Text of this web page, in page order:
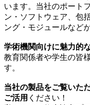
います。当社のポート
ン・ソフトウェア、包
ング・モジュールなど
学術機関向けに魅力的
教育関係者や学生の皆
す。
当社の製品をご覧いた
ご活用 ください！